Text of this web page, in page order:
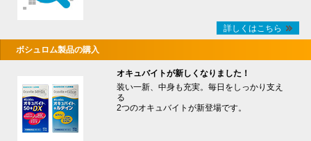
詳しくはこちら
ボシュロム製品の購入
オキュバイトが新しくなりました！
装い一新、中身も充実。毎日をしっかり支え
る
2つのオキュバイトが新登場です。